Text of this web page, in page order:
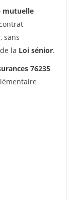
mutuelle
sans
la Loi sénior.
76235